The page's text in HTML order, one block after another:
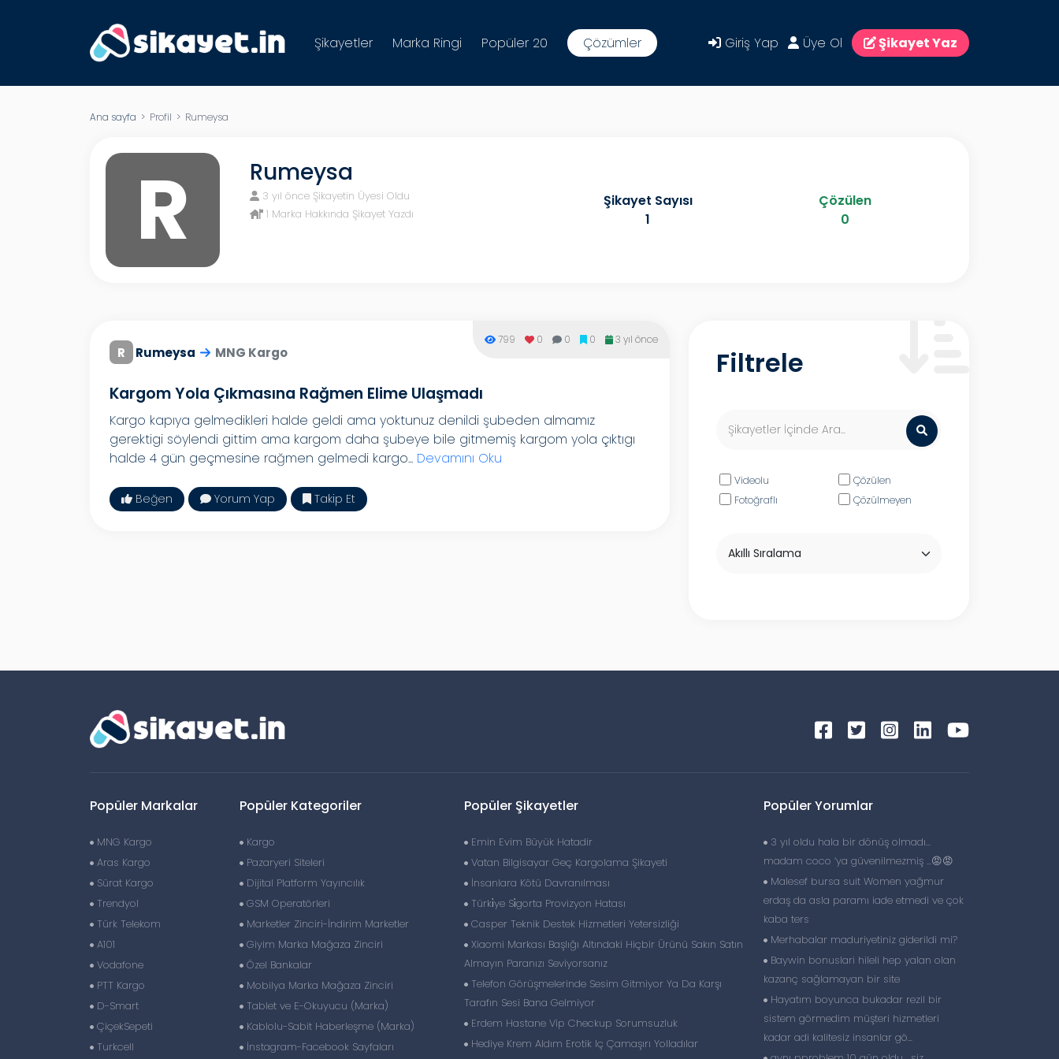
Şikayetler Marka Ringi Popüler 20 Çözümler Giriş Yap Üye Ol Şikayet Yaz
Ana sayfa > Profil > Rumeysa
R Rumeysa
3 yıl önce Şikayetin Üyesi Oldu
1 Marka Hakkında Şikayet Yazdı
Şikayet Sayısı
1
Çözülen
0
R Rumeysa MNG Kargo
Kargom Yola Çıkmasına Rağmen Elime Ulaşmadı
799 0 0 0 3 yıl önce
Kargo kapıya gelmedikleri halde geldi ama yoktunuz denildi şubeden almamız
gerektigi söylendi gittim ama kargom daha şubeye bile gitmemiş kargom yola çıktıgı
halde 4 gün geçmesine rağmen gelmedi kargo... Devamını Oku
Beğen Yorum Yap Takip Et
Filtrele
Videolu
Çözülen
Fotoğraflı
Çözülmeyen
Popüler Markalar
MNG Kargo
Aras Kargo
Sürat Kargo
Trendyol
Türk Telekom
A101
Vodafone
PTT Kargo
D-Smart
ÇiçekSepeti
Turkcell
Popüler Kategoriler
Kargo
Pazaryeri Siteleri
Dijital Platform Yayıncılık
GSM Operatörleri
Marketler Zinciri-İndirim Marketler
Giyim Marka Mağaza Zinciri
Özel Bankalar
Mobilya Marka Mağaza Zinciri
Tablet ve E-Okuyucu (Marka)
Kablolu-Sabit Haberleşme (Marka)
İnstagram-Facebook Sayfaları
Popüler Şikayetler
Emin Evim Büyük Hatadir
Vatan Bilgisayar Geç Kargolama Şikayeti
İnsanlara Kötü Davranılması
Türki̇ye Si̇gorta Provizyon Hatası
Casper Teknik Destek Hizmetleri Yetersizliği
Xiaomi Markası Başlığı Altındaki Hiçbir Ürünü Sakın Satın
Almayın Paranızı Seviyorsanız
Telefon Görüşmelerinde Sesim Gitmiyor Ya Da Karşı
Tarafın Sesi Bana Gelmiyor
Erdem Hastane Vip Checkup Sorumsuzluk
Hediye Krem Aldım Erotik Iç Çamaşırı Yolladılar
Popüler Yorumlar
3 yıl oldu hala bir dönüş olmadı…
madam coco ‘ya güvenilmezmiş …😡😡
Malesef bursa suit Women yağmur
erdaş da asla paramı iade etmedi ve çok
kaba ters
Merhabalar maduriyetiniz giderildi mi?
Baywin bonuslari hileli hep yalan olan
kazanç sağlamayan bir site
Hayatım boyunca bukadar rezil bir
sistem görmedim müşteri hizmetleri
kadar adi kalitesiz insanlar gö...